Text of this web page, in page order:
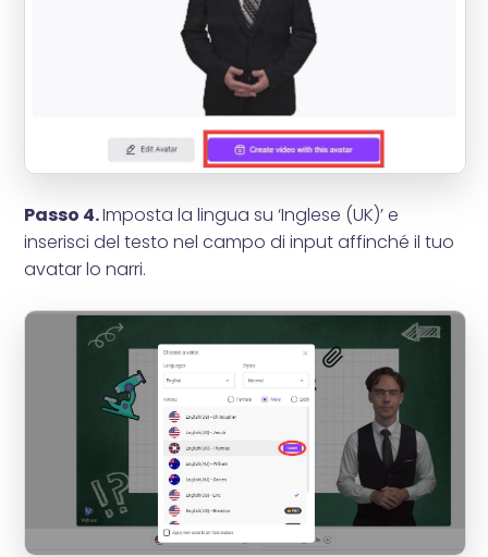
Passo 4.Imposta la lingua su ‘Inglese (UK)’ e
inserisci del testo nel campo di input affinché il tuo
avatar lo narri.